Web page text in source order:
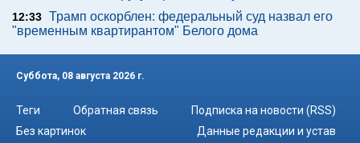
12:33 Трамп оскорблен: федеральный суд назвал его
"временным квартирантом" Белого дома
Суббота, 08 августа 2026 г.
Теги Обратная связь
Подписка на новости (RSS)
Без картинок
Данные редакции и устав